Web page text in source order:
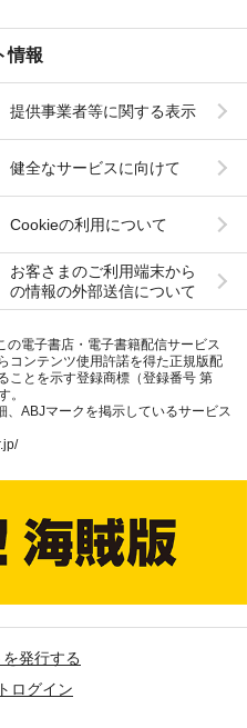
情報
提供事業者等に関する表示
健全なサービスに向けて
Cookieの利用について
お客さまのご利用端末から
の情報の外部送信について
の電子書店・電子書籍配信サービス
コンテンツ使用許諾を得た正規版配
ことを示す登録商標（登録番号 第
。
、ABJマークを掲示しているサービス
発行する
ログイン